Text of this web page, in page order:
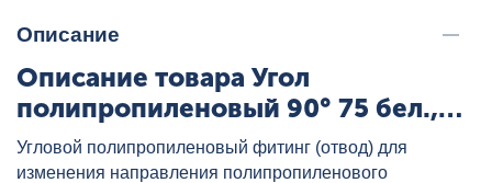
Описание
Описание товара Угол
полипропиленовый 90° 75 бел.,
артикул: 22011075
Угловой полипропиленовый фитинг (отвод) для
изменения направления полипропиленового